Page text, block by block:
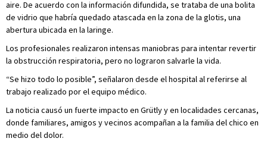
aire. De acuerdo con la información difundida, se trataba de una bolita
de vidrio que habría quedado atascada en la zona de la glotis, una
abertura ubicada en la laringe.
Los profesionales realizaron intensas maniobras para intentar revertir
la obstrucción respiratoria, pero no lograron salvarle la vida.
“Se hizo todo lo posible”, señalaron desde el hospital al referirse al
trabajo realizado por el equipo médico.
La noticia causó un fuerte impacto en Grütly y en localidades cercanas,
donde familiares, amigos y vecinos acompañan a la familia del chico en
medio del dolor.